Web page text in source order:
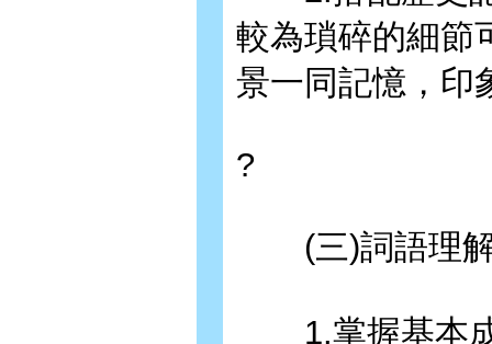
較為瑣碎的細節
景一同記憶，印
?
(三)詞語理
1.掌握基本成